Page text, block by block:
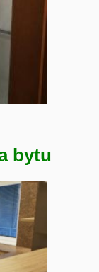
bytu